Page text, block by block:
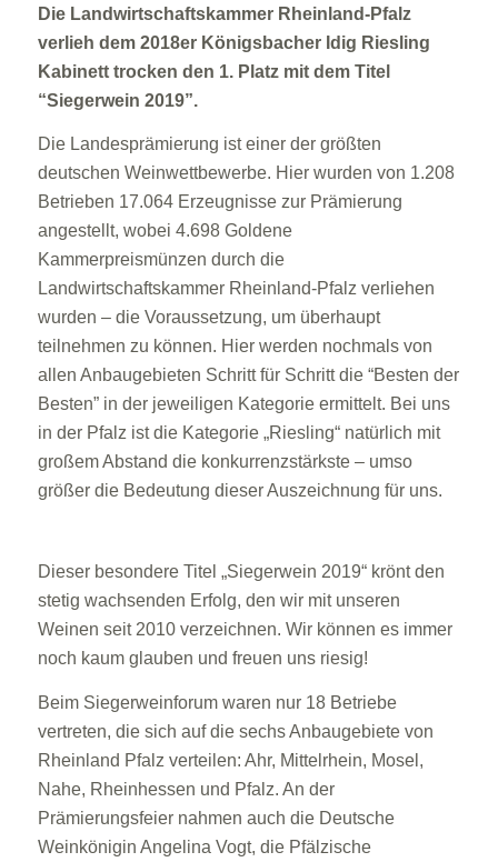
Die Landwirtschaftskammer Rheinland-Pfalz
verlieh dem 2018er Königsbacher Idig Riesling
Kabinett trocken den 1. Platz mit dem Titel
“Siegerwein 2019”.
Die Landesprämierung ist einer der größten
deutschen Weinwettbewerbe. Hier wurden von 1.208
Betrieben 17.064 Erzeugnisse zur Prämierung
angestellt, wobei 4.698 Goldene
Kammerpreismünzen durch die
Landwirtschaftskammer Rheinland-Pfalz verliehen
wurden – die Voraussetzung, um überhaupt
teilnehmen zu können. Hier werden nochmals von
allen Anbaugebieten Schritt für Schritt die “Besten der
Besten” in der jeweiligen Kategorie ermittelt. Bei uns
in der Pfalz ist die Kategorie „Riesling“ natürlich mit
großem Abstand die konkurrenzstärkste – umso
größer die Bedeutung dieser Auszeichnung für uns.
Dieser besondere Titel „Siegerwein 2019“ krönt den
stetig wachsenden Erfolg, den wir mit unseren
Weinen seit 2010 verzeichnen. Wir können es immer
noch kaum glauben und freuen uns riesig!
Beim Siegerweinforum waren nur 18 Betriebe
vertreten, die sich auf die sechs Anbaugebiete von
Rheinland Pfalz verteilen: Ahr, Mittelrhein, Mosel,
Nahe, Rheinhessen und Pfalz. An der
Prämierungsfeier nahmen auch die Deutsche
Weinkönigin Angelina Vogt, die Pfälzische